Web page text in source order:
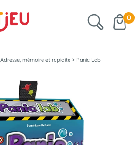
0
Adresse, mémoire et rapidité > Panic Lab